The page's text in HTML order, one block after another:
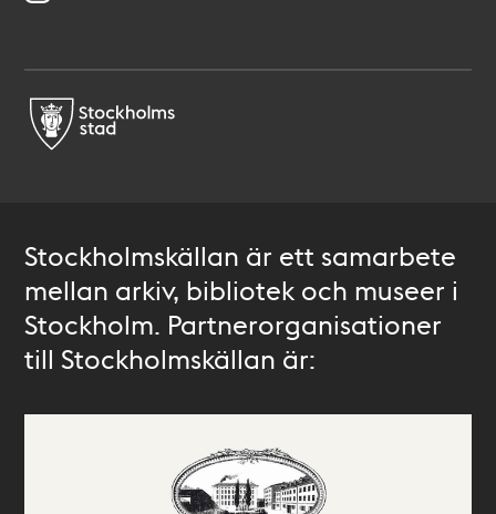
Stockholmskällan är ett samarbete
mellan arkiv, bibliotek och museer i
Stockholm. Partnerorganisationer
till Stockholmskällan är: